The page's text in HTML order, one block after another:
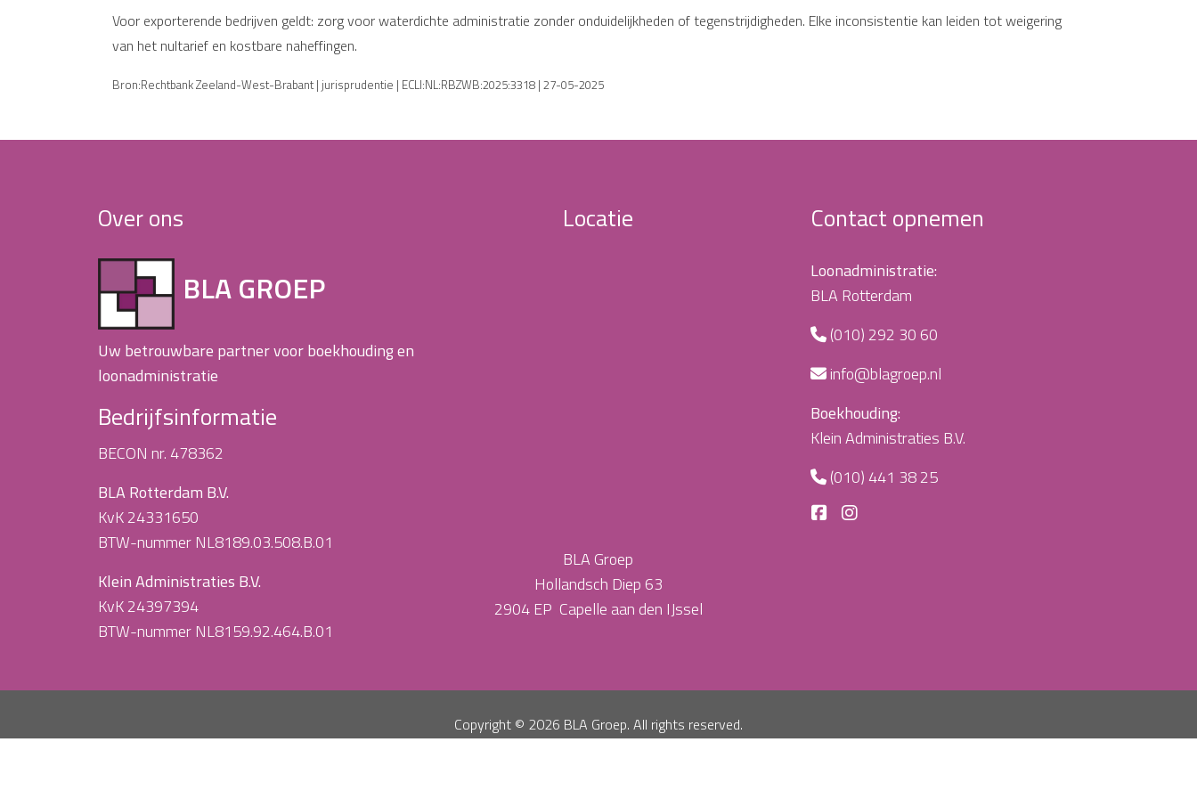
Voor exporterende bedrijven geldt: zorg voor waterdichte administratie zonder onduidelijkheden of tegenstrijdigheden. Elke inconsistentie kan leiden tot weigering
van het nultarief en kostbare naheffingen.
Bron:Rechtbank Zeeland-West-Brabant | jurisprudentie | ECLI:NL:RBZWB:2025:3318 | 27-05-2025
Over ons
BLA GROEP
Uw betrouwbare partner voor boekhouding en
loonadministratie
Bedrijfsinformatie
BECON nr. 478362
BLA Rotterdam B.V.
KvK 24331650
BTW-nummer NL8189.03.508.B.01
Klein Administraties B.V.
KvK 24397394
BTW-nummer NL8159.92.464.B.01
Locatie
BLA Groep
Hollandsch Diep 63
2904 EP Capelle aan den IJssel
Contact opnemen
Loonadministratie:
BLA Rotterdam
(010) 292 30 60
info@blagroep.nl
Boekhouding:
Klein Administraties B.V.
(010) 441 38 25
Copyright © 2026 BLA Groep. All rights reserved.